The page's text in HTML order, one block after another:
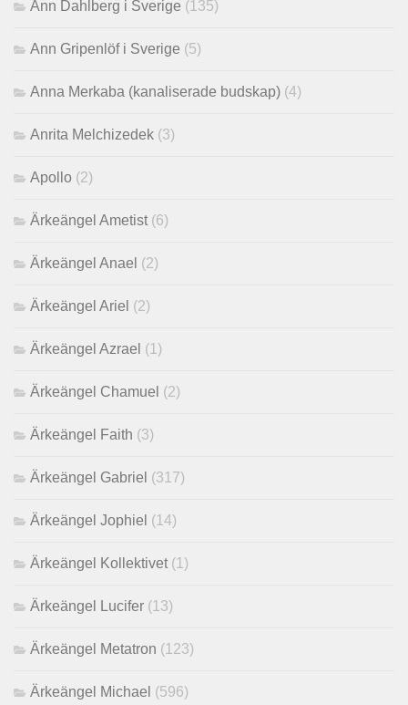
Ann Dahlberg i Sverige (135)
Ann Gripenlöf i Sverige (5)
Anna Merkaba (kanaliserade budskap) (4)
Anrita Melchizedek (3)
Apollo (2)
Ärkeängel Ametist (6)
Ärkeängel Anael (2)
Ärkeängel Ariel (2)
Ärkeängel Azrael (1)
Ärkeängel Chamuel (2)
Ärkeängel Faith (3)
Ärkeängel Gabriel (317)
Ärkeängel Jophiel (14)
Ärkeängel Kollektivet (1)
Ärkeängel Lucifer (13)
Ärkeängel Metatron (123)
Ärkeängel Michael (596)